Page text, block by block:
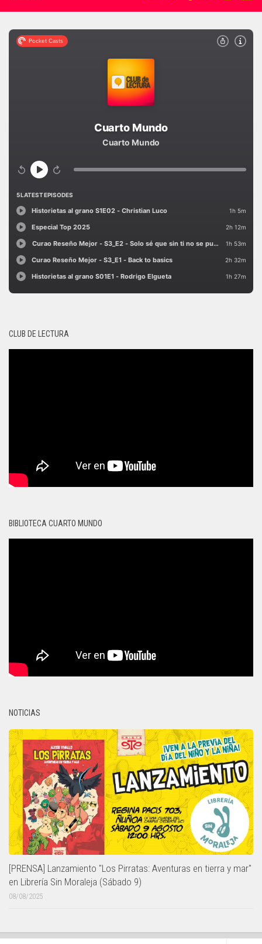
CLUB DE LECTURA
BIBLIOTECA CUARTO MUNDO
NOTICIAS
[PRENSA] Lanzamiento "Los Pirratas: Aventuras en tierra y mar"
en Librería Sin Moraleja (Sábado 9)
08/08/2025